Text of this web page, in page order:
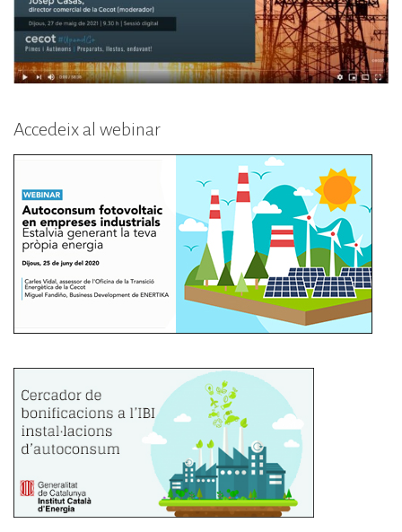
Accedeix al webinar